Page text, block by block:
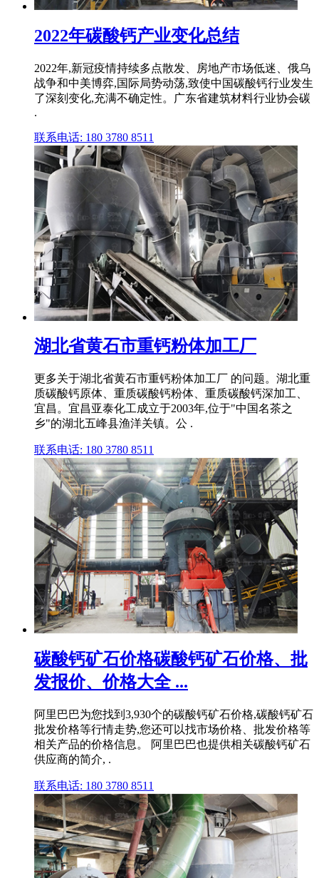
2022年碳酸钙产业变化总结
2022年,新冠疫情持续多点散发、房地产市场低迷、俄乌
战争和中美博弈,国际局势动荡,致使中国碳酸钙行业发生
了深刻变化,充满不确定性。广东省建筑材料行业协会碳
.
联系电话: 180 3780 8511
湖北省黄石市重钙粉体加工厂
更多关于湖北省黄石市重钙粉体加工厂 的问题。湖北重
质碳酸钙原体、重质碳酸钙粉体、重质碳酸钙深加工、
宜昌。宜昌亚泰化工成立于2003年,位于"中国名茶之
乡"的湖北五峰县渔洋关镇。公 .
联系电话: 180 3780 8511
碳酸钙矿石价格碳酸钙矿石价格、批
发报价、价格大全 ...
阿里巴巴为您找到3,930个的碳酸钙矿石价格,碳酸钙矿石
批发价格等行情走势,您还可以找市场价格、批发价格等
相关产品的价格信息。 阿里巴巴也提供相关碳酸钙矿石
供应商的简介, .
联系电话: 180 3780 8511